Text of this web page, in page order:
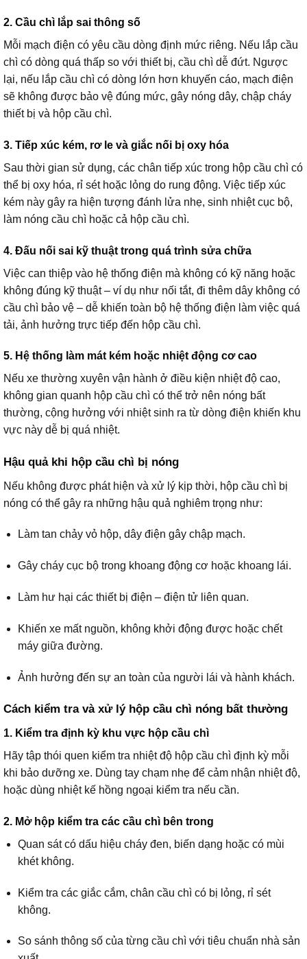
2. Cầu chì lắp sai thông số
Mỗi mạch điện có yêu cầu dòng định mức riêng. Nếu lắp cầu
chì có dòng quá thấp so với thiết bị, cầu chì dễ đứt. Ngược
lại, nếu lắp cầu chì có dòng lớn hơn khuyến cáo, mạch điện
sẽ không được bảo vệ đúng mức, gây nóng dây, chập cháy
thiết bị và hộp cầu chì.
3. Tiếp xúc kém, rơ le và giắc nối bị oxy hóa
Sau thời gian sử dụng, các chân tiếp xúc trong hộp cầu chì có
thể bị oxy hóa, rỉ sét hoặc lỏng do rung động. Việc tiếp xúc
kém này gây ra hiện tượng đánh lửa nhẹ, sinh nhiệt cục bộ,
làm nóng cầu chì hoặc cả hộp cầu chì.
4. Đấu nối sai kỹ thuật trong quá trình sửa chữa
Việc can thiệp vào hệ thống điện mà không có kỹ năng hoặc
không đúng kỹ thuật – ví dụ như nối tắt, đi thêm dây không có
cầu chì bảo vệ – dễ khiến toàn bộ hệ thống điện làm việc quá
tải, ảnh hưởng trực tiếp đến hộp cầu chì.
5. Hệ thống làm mát kém hoặc nhiệt động cơ cao
Nếu xe thường xuyên vận hành ở điều kiện nhiệt độ cao,
không gian quanh hộp cầu chì có thể trở nên nóng bất
thường, cộng hưởng với nhiệt sinh ra từ dòng điện khiến khu
vực này dễ bị quá nhiệt.
Hậu quả khi hộp cầu chì bị nóng
Nếu không được phát hiện và xử lý kịp thời, hộp cầu chì bị
nóng có thể gây ra những hậu quả nghiêm trọng như:
Làm tan chảy vỏ hộp, dây điện gây chập mạch.
Gây cháy cục bộ trong khoang động cơ hoặc khoang lái.
Làm hư hại các thiết bị điện – điện tử liên quan.
Khiến xe mất nguồn, không khởi động được hoặc chết
máy giữa đường.
Ảnh hưởng đến sự an toàn của người lái và hành khách.
Cách kiểm tra và xử lý hộp cầu chì nóng bất thường
1. Kiểm tra định kỳ khu vực hộp cầu chì
Hãy tập thói quen kiểm tra nhiệt độ hộp cầu chì định kỳ mỗi
khi bảo dưỡng xe. Dùng tay chạm nhẹ để cảm nhận nhiệt độ,
hoặc dùng nhiệt kế hồng ngoại kiểm tra nếu cần.
2. Mở hộp kiểm tra các cầu chì bên trong
Quan sát có dấu hiệu cháy đen, biến dạng hoặc có mùi
khét không.
Kiểm tra các giắc cắm, chân cầu chì có bị lỏng, rỉ sét
không.
So sánh thông số của từng cầu chì với tiêu chuẩn nhà sản